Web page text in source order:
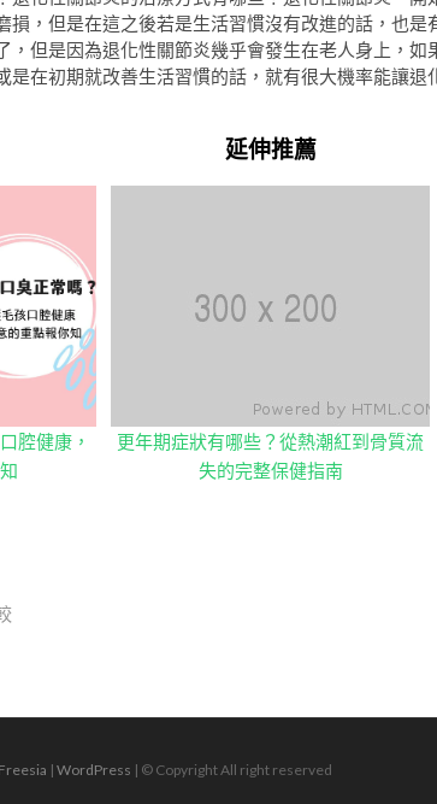
損，但是在這之後若是生活習慣沒有改進的話，也是
，但是因為退化性關節炎幾乎會發生在老人身上，
是在初期就改善生活習慣的話，就有很大機率能讓退
延伸推薦
腔健康，
更年期症狀有哪些？從熱潮紅到骨質流
失的完整保健指南
| WordPress | © Copyright All right reserved